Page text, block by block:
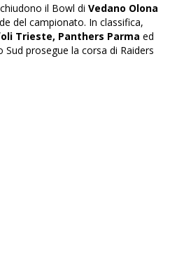
chiudono il Bowl di Vedano Olona
del campionato. In classifica,
Trieste, Panthers Parma ed
prosegue la corsa di Raiders